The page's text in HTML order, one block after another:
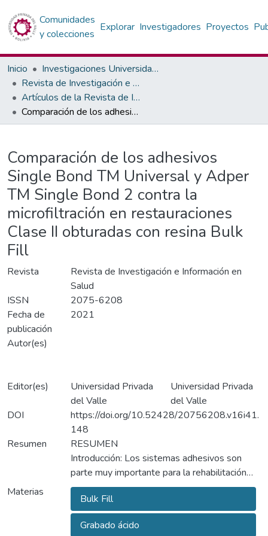
Comunidades
y colecciones
Explorar Investigadores Proyectos
Inicio
Investigaciones Universidad Privada del Valle
Revista de Investigación e Información en Salud
Artículos de la Revista de Investigación e Información en Salud
Comparación de los adhesivos Single Bond TM Universal y Adper TM Single Bond 2 contra la microfiltración en restauraciones Clase II obturadas con resina Bulk Fill
Comparación de los adhesivos
Single Bond TM Universal y Adper
TM Single Bond 2 contra la
microfiltración en restauraciones
Clase II obturadas con resina Bulk
Fill
Revista
Revista de Investigación e Información en
Salud
ISSN
2075-6208
Fecha de
publicación
2021
Autor(es)
Editor(es)
Universidad Privada
del Valle
Universidad Privada
del Valle
DOI
https://doi.org/10.52428/20756208.v16i41.
148
Resumen
RESUMEN
Introducción: Los sistemas adhesivos son
parte muy importante para la rehabilitación
oral, es por esto que el profesional debe
estar constantemente actualizado con nueva
información sobre los más recientes
productos comercializados.
Materias
Bulk Fill
Grabado ácido